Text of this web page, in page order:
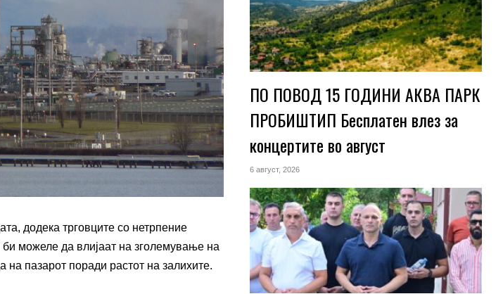
додека трговците со нетрпение
можеле да влијаат на зголемување на
пазарот поради растот на залихите.
ПО ПОВОД 15 ГОДИНИ АКВА ПАРК
ПРОБИШТИП Бесплатен влез за
концертите во август
6 август, 2026